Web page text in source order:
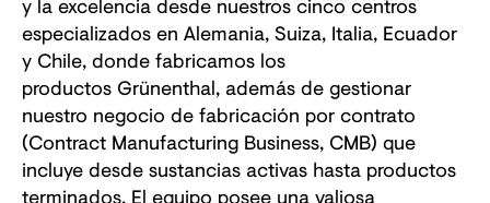
especializados en Alemania, Suiza, Italia, Ecuador
y Chile, donde fabricamos los
productos Grünenthal, además de gestionar
nuestro negocio de fabricación por contrato
(Contract Manufacturing Business, CMB) que
incluye desde sustancias activas hasta productos
terminados. El equipo posee una valiosa